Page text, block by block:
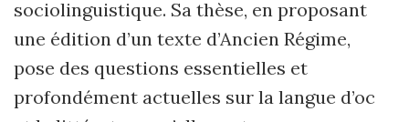
sociolinguistique. Sa thèse, en proposant
une édition d’un texte d’Ancien Régime,
pose des questions essentielles et
profondément actuelles sur la langue d’oc